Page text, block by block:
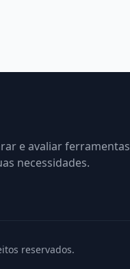
e avaliar
necessidades.
reservados.